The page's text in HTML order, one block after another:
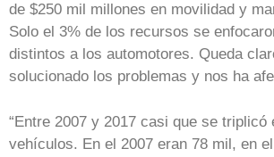
de $250 mil millones en movilidad y
Solo el 3% de los recursos se
distintos a los automotores. Queda
solucionado los problemas y nos ha
“Entre 2007 y 2017 casi que se triplicó
vehículos. En el 2007 eran 78 mil, en